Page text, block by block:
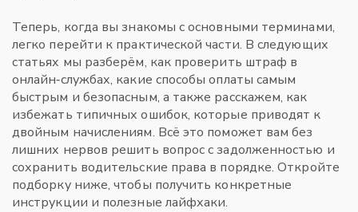
Теперь, когда вы знакомы с основными терминами,
легко перейти к практической части. В следующих
статьях мы разберём, как проверить штраф в
онлайн‑службах, какие способы оплаты самым
быстрым и безопасным, а также расскажем, как
избежать типичных ошибок, которые приводят к
двойным начислениям. Всё это поможет вам без
лишних нервов решить вопрос с задолженностью и
сохранить водительские права в порядке. Откройте
подборку ниже, чтобы получить конкретные
инструкции и полезные лайфхаки.